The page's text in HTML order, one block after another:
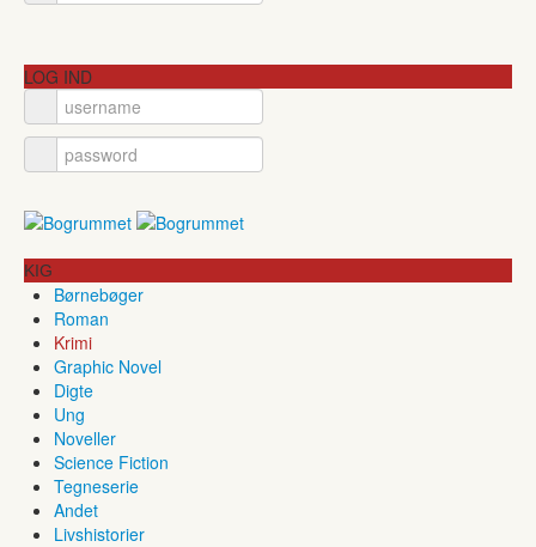
LOG IND
KIG
Børnebøger
Roman
Krimi
Graphic Novel
Digte
Ung
Noveller
Science Fiction
Tegneserie
Andet
Livshistorier